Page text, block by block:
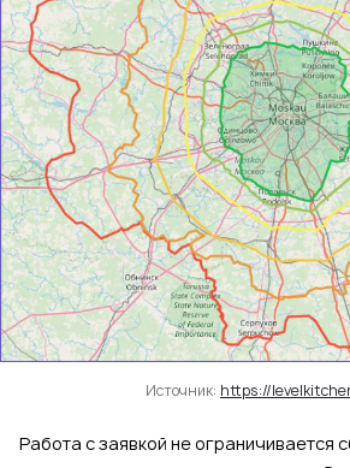
Источник: https://
Работа с заявкой не ограничивается